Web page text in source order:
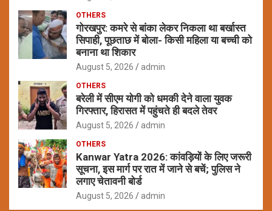
OTHERS
गोरखपुर: कमरे से बांका लेकर निकला था बर्खास्त
सिपाही, पूछताछ में बोला- किसी महिला या बच्ची को
बनाना था शिकार
August 5, 2026 admin
OTHERS
बरेली में सीएम योगी को धमकी देने वाला युवक
गिरफ्तार, हिरासत में पहुंचते ही बदले तेवर
August 5, 2026 admin
OTHERS
Kanwar Yatra 2026: कांवड़ियों के लिए जरूरी
सूचना, इस मार्ग पर रात में जाने से बचें; पुलिस ने
लगाए चेतावनी बोर्ड
August 5, 2026 admin